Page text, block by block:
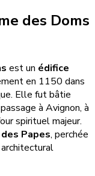
des Doms
est un édifice
en 1150 dans
Elle fut bâtie
à Avignon, à
spirituel majeur.
Papes, perchée